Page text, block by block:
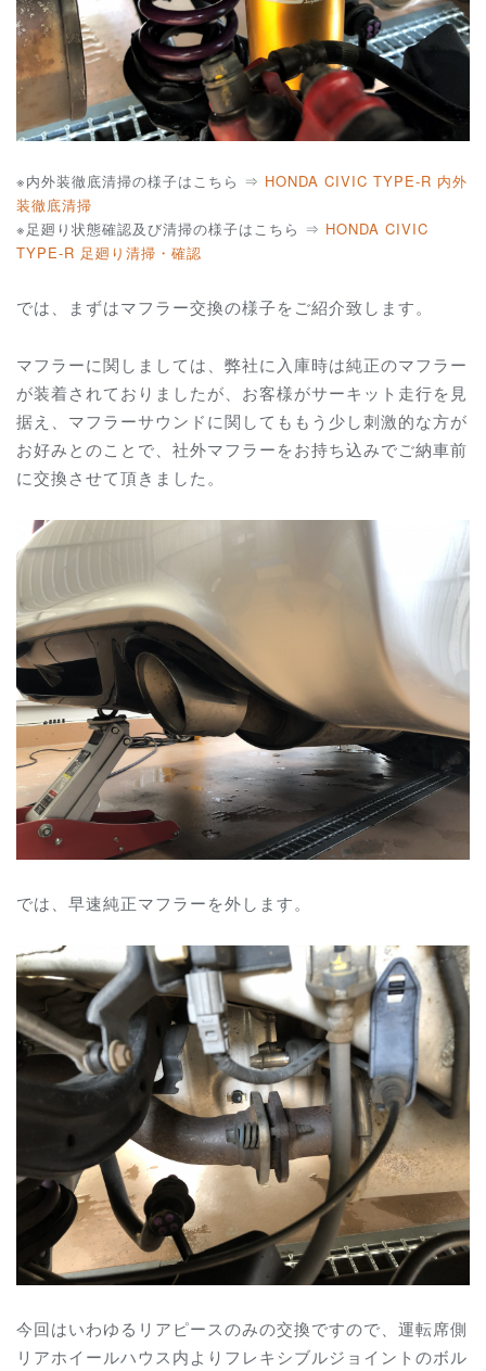
※内外装徹底清掃の様子はこちら ⇒ HONDA CIVIC TYPE-R 内外
装徹底清掃
※足廻り状態確認及び清掃の様子はこちら ⇒ HONDA CIVIC
TYPE-R 足廻り清掃・確認
では、まずはマフラー交換の様子をご紹介致します。
マフラーに関しましては、弊社に入庫時は純正のマフラー
が装着されておりましたが、お客様がサーキット走行を見
据え、マフラーサウンドに関してももう少し刺激的な方が
お好みとのことで、社外マフラーをお持ち込みでご納車前
に交換させて頂きました。
では、早速純正マフラーを外します。
今回はいわゆるリアピースのみの交換ですので、運転席側
リアホイールハウス内よりフレキシブルジョイントのボル